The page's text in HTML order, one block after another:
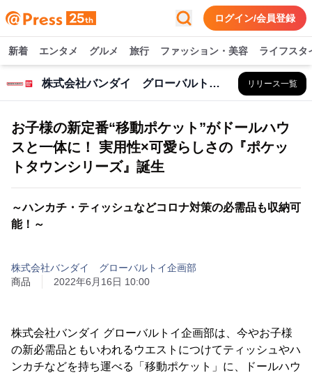
ログイン/会員登録
新着 エンタメ グルメ 旅行 ファッション・美容 ライフスタ
株式会社バンダイ グローバルトイ企画部 リリース一覧
お子様の新定番“移動ポケット”がドールハウ
スと一体に！ 実用性×可愛らしさの『ポケッ
トタウンシリーズ』誕生
～ハンカチ・ティッシュなどコロナ対策の必需品も収納可
能！～
株式会社バンダイ グローバルトイ企画部
商品
2022年6月16日 10:00
株式会社バンダイ グローバルトイ企画部は、今やお子様
の新必需品ともいわれるウエストにつけてティッシュやハ
ンカチなどを持ち運べる「移動ポケット」に、ドールハウ